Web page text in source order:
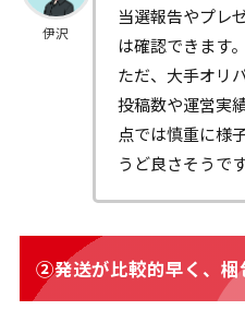
伊沢
当選報告やプレ
は確認できます。
ただ、大手オリ
投稿数や運営実
点では慎重に様
うど良さそうです
②発送が比較的早く、梱